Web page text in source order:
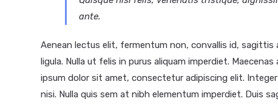
ante.
Aenean lectus elit, fermentum non, convallis id, sagittis
ligula. Nulla ut felis in purus aliquam imperdiet.
ipsum dolor sit amet, consectetur adipiscing elit.
nisi. Nulla quis sem at nibh elementum imperdiet. Duis